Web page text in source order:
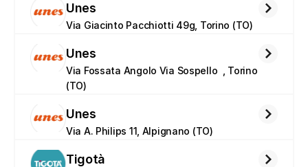
Unes
Via Giacinto Pacchiotti 49g, Torino (TO)
Unes
Via Fossata Angolo Via Sospello  , Torino
(TO)
Unes
Via A. Philips 11, Alpignano (TO)
Tigotà